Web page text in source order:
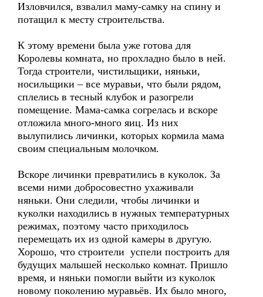
Изловчился, взвалил маму-самку на спину и
потащил к месту строительства.
К этому времени была уже готова для
Королевы комната, но прохладно было в ней.
Тогда строители, чистильщики, няньки,
носильщики – все муравьи, что были рядом,
сплелись в тесный клубок и разогрели
помещение. Мама-самка согрелась и вскоре
отложила много-много яиц. Из них
вылупились личинки, которых кормила мама
своим специальным молочком.
Вскоре личинки превратились в куколок. За
всеми ними добросовестно ухаживали
няньки. Они следили, чтобы личинки и
куколки находились в нужных температурных
режимах, поэтому часто приходилось
перемещать их из одной камеры в другую.
Хорошо, что строители успели построить для
будущих малышей несколько комнат. Пришло
время, и няньки помогли выйти из куколок
новому поколению муравьёв. Их было много,